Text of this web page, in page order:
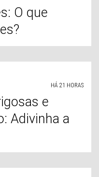
O que
HÁ 21 HORAS
e
Adivinha a